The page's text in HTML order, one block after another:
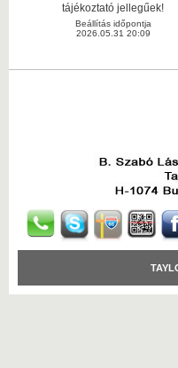
tájékoztató jellegűek!
Beállítás időpontja
2026.05.31 20:09